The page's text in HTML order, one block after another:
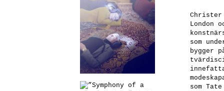
Christer
London
som
bygger
som